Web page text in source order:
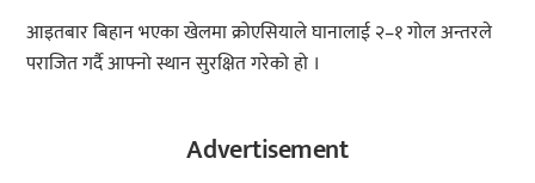
आइतबार बिहान भएका खेलमा क्रोएसियाले घानालाई २–१ गोल अन्तरले
पराजित गर्दै आफ्नो स्थान सुरक्षित गरेको हो ।
Advertisement